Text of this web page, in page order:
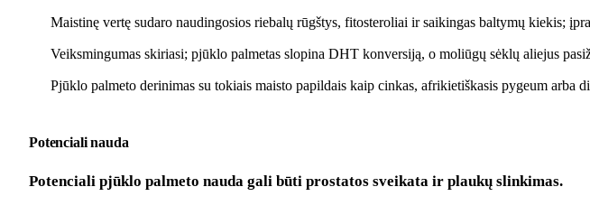
Maistinę vertę sudaro naudingosios riebalų rūgštys, fitosteroliai ir saikingas baltymų kiekis;
Veiksmingumas skiriasi; pjūklo palmetas slopina DHT konversiją, o moliūgų sėklų aliejus
Pjūklo palmeto derinimas su tokiais maisto papildais kaip cinkas, afrikietiškasis pygeum arba
Potenciali nauda
Potenciali pjūklo palmeto nauda gali būti prostatos sveikata ir plaukų slinkimas.